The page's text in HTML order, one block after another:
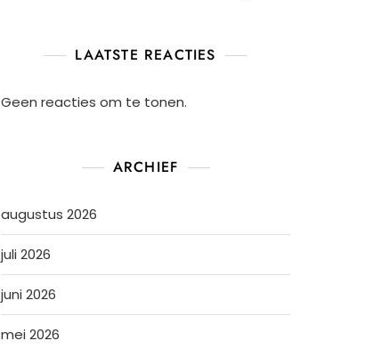
LAATSTE REACTIES
Geen reacties om te tonen.
ARCHIEF
augustus 2026
juli 2026
juni 2026
mei 2026